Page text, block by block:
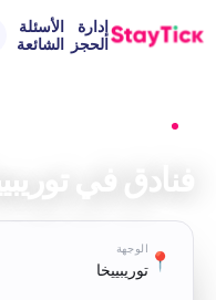
إدارة
الحجز
الأسئلة
الشائعة
فنادق في
📍 الوجهة
توريبييخا